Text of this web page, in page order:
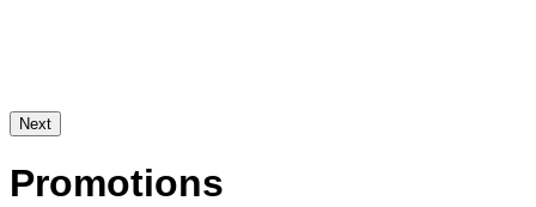
Next
Promotions